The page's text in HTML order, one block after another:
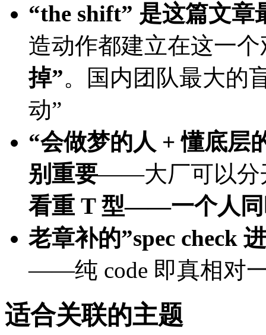
“the shift” 是这篇文章
造动作都建立在这一
掉”。国内团队最大的
动”
“会做梦的人 + 懂底层
别重要——大厂可以分
看重 T 型——一个人同
老章补的”spec check
——纯 code 即真相对
适合关联的主题